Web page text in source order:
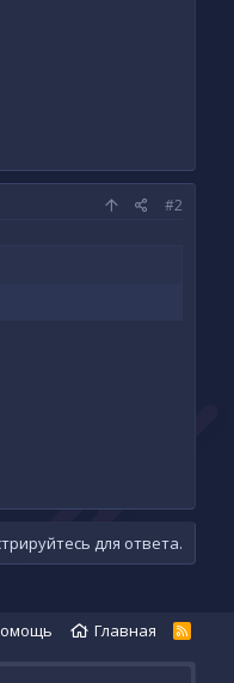
#2
для ответа.
Главная
R
S